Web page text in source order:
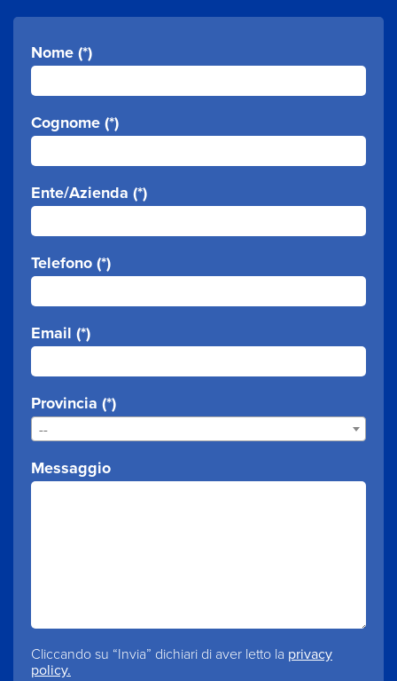
Nome (*)
Cognome (*)
Ente/Azienda (*)
Telefono (*)
Email (*)
Provincia (*)
--
Messaggio
Cliccando su “Invia” dichiari di aver letto la privacy
policy.